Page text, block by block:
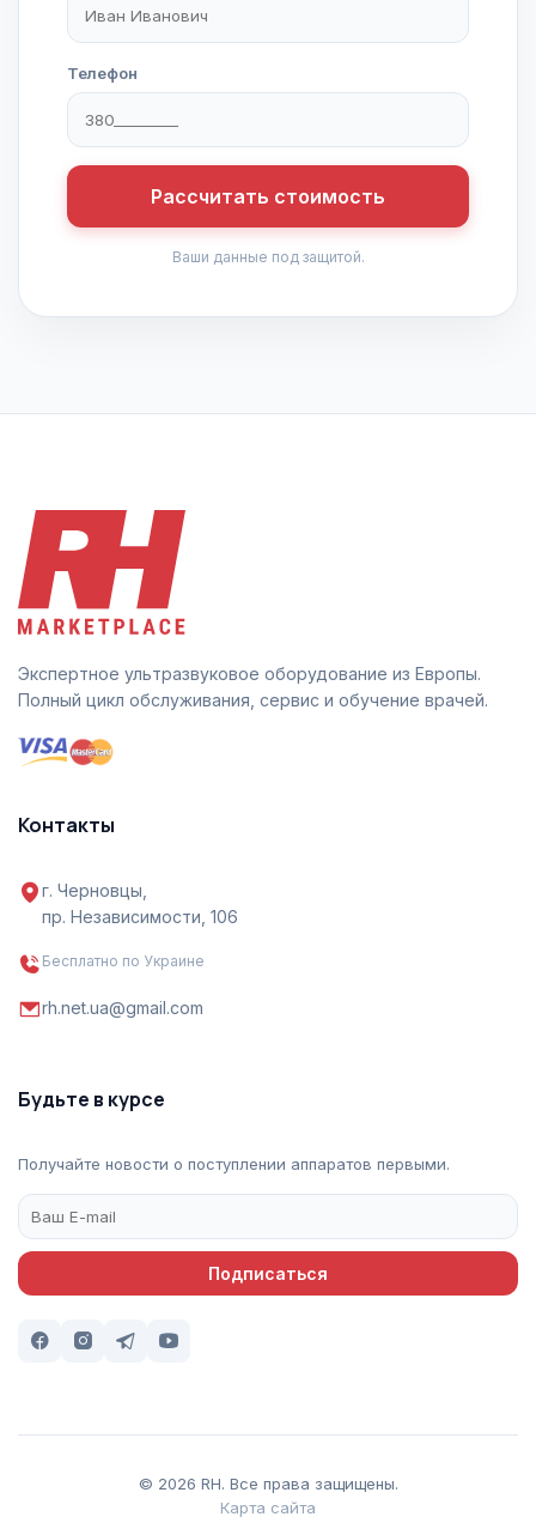
Телефон
Рассчитать стоимость
Ваши данные под защитой.
Экспертное ультразвуковое оборудование из Европы.
Полный цикл обслуживания, сервис и обучение врачей.
Контакты
г. Черновцы,
пр. Независимости, 106
Бесплатно по Украине
rh.net.ua@gmail.com
Будьте в курсе
Получайте новости о поступлении аппаратов первыми.
Подписаться
© 2026 RH. Все права защищены.
Карта сайта